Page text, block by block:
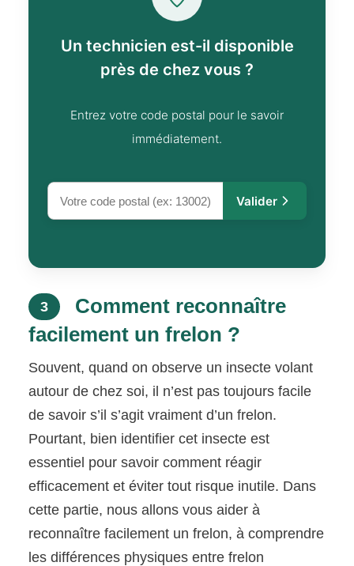
Un technicien est-il disponible
près de chez vous ?
Entrez votre code postal pour le savoir
immédiatement.
Valider
3
Comment reconnaître
facilement un frelon ?
Souvent, quand on observe un insecte volant
autour de chez soi, il n’est pas toujours facile
de savoir s’il s’agit vraiment d’un frelon.
Pourtant, bien identifier cet insecte est
essentiel pour savoir comment réagir
efficacement et éviter tout risque inutile. Dans
cette partie, nous allons vous aider à
reconnaître facilement un frelon, à comprendre
les différences physiques entre frelon